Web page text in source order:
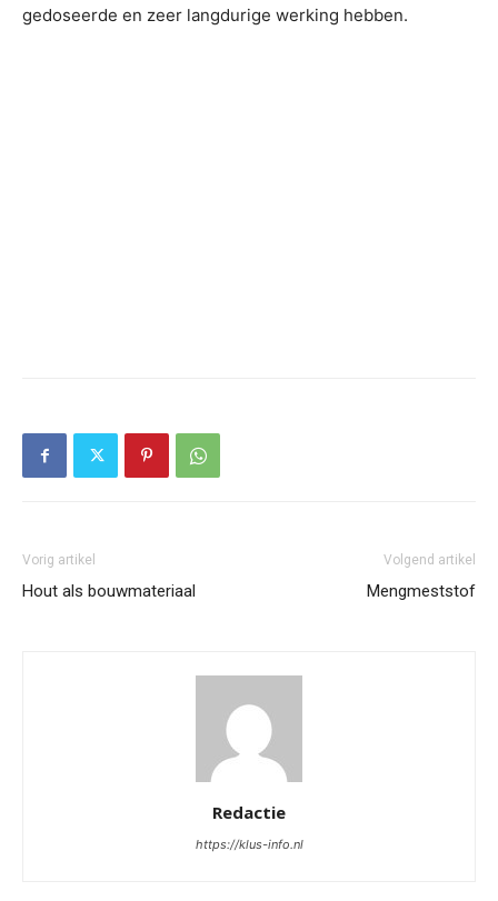
gedoseerde en zeer langdurige werking hebben.
Vorig artikel
Hout als bouwmateriaal
Volgend artikel
Mengmeststof
Redactie
https://klus-info.nl